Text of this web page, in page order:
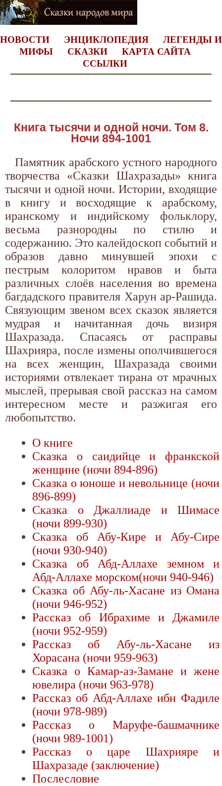
НОВОСТИ ЭНЦИКЛОПЕДИЯ
ЛЕГЕНДЫ И
МИФЫ
СКАЗКИ
КАРТА САЙТА
ССЫЛКИ
Книга тысячи и одной ночи. Том 8.
Ночи 894-1001
Памятник арабского устного народного
творчества «Сказки Шахразады» книга
тысячи и одной ночи. Истории, входящие
в книгу и восходящие к арабскому,
иранскому и индийскому фольклору,
весьма разнородны по стилю и
содержанию. Это калейдоскоп событий и
образов давно минувшей эпохи с
пестрым колоритом нравов и быта
различных слоёв населения во времена
багдадского правителя Харун ар-Рашида.
Связующим звеном всех сказок является
мудрая и начитанная дочь визиря
Шахразада. Спасаясь от расправы
Шахрияра, после измены ополчившегося
на всех женщин, Шахразада своими
историями отвлекает тирана от мрачных
мыслей, прерывая свой рассказ на самом
интересном месте и разжигая его
любопытство.
О книге
Сказка о саидийце и франкской
женщине (ночи 894-896)
Сказка о юноше и невольнице (ночи
896-899)
Сказка о Джаллиаде и Шимасе
(ночи 899-930)
Сказка об Абу-Кире и Абу-Сире
(ночи 930-940)
Сказка об Абд-Аллахе земном и
Абд-Аллахе морском(ночи 940-946)
Сказка об Абу-ль-Хасане из Омана
(ночи 946-952)
Рассказ об Ибрахиме и Джамиле
(ночи 952-959)
Рассказ об Абу-ль-Хасане из
Хорасана (ночи 959-963)
Сказка о Камар-аз-Замане и жене
ювелира (ночи 963-978)
Рассказ об Абд-Аллахе ибн Фадиле
(ночи 978-989)
Рассказ о Маруфе-башмачнике
(ночи 989-1001)
Рассказ о царе Шахрияре и
Шахразаде (заключение)
Послесловие